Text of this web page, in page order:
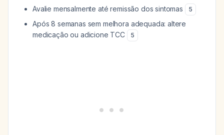
Avalie mensalmente até remissão dos sintomas 5
Após 8 semanas sem melhora adequada: altere
medicação ou adicione TCC
5